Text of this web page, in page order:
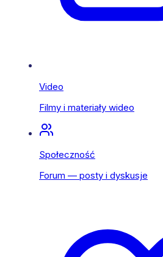
Video
Filmy i materiały wideo
Społeczność
Forum — posty i dyskusje